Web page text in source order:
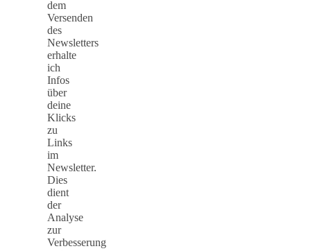
dem
Versenden
des
Newsletters
erhalte
ich
Infos
über
deine
Klicks
zu
Links
im
Newsletter.
Dies
dient
der
Analyse
zur
Verbesserung